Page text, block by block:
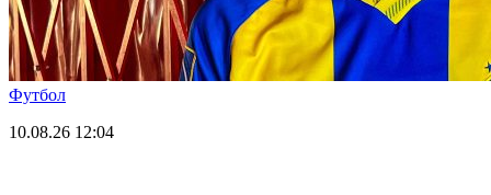
Футбол
10.08.26 12:04